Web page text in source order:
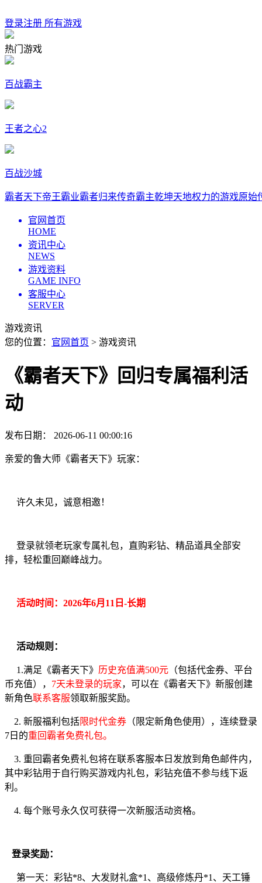
登录注册 所有游戏
热门游戏
百战霸主
王者之心2
百战沙城
霸者天下帝王霸业霸者归来传奇霸主乾坤天地权力的游戏原始
官网首页
HOME
资讯中心
NEWS
游戏资料
GAME INFO
客服中心
SERVER
游戏资讯
您的位置： 官网首页 > 游戏资讯
《霸者天下》回归专属福利活
动
发布日期： 2026-06-11 00:00:16
亲爱的鲁大师《霸者天下》玩家：
许久未见，诚意相邀！
登录就领老玩家专属礼包，直购彩钻、精品道具全部安
排，轻松重回巅峰战力。
活动时间：2026年6月11日-长期
活动规则：
1.满足《霸者天下》 历史充值满500元 （包括代金券、平台
币充值）， 7天未登录的玩家，可以在《霸者天下》新服创建
新角色联系客服领取新服奖励。
2. 新服福利包括限时代金券 （限定新角色使用），连续登录
7日的重回霸者免费礼包。
3. 重回霸者免费礼包将在联系客服本日发放到角色邮件内，
其中彩钻用于自行购买游戏内礼包，彩钻充值不参与线下返
利。
4. 每个账号永久仅可获得一次新服活动资格。
登录奖励：
第一天： 彩钻*8、大发财礼盒*1、高级修炼丹*1、天工锤